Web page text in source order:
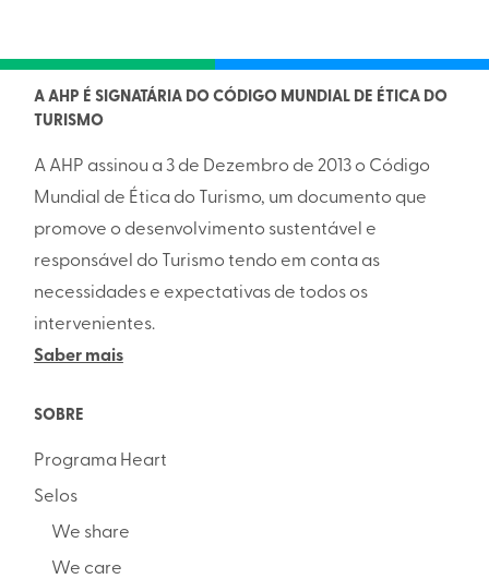
A AHP É SIGNATÁRIA DO CÓDIGO MUNDIAL DE ÉTICA DO
TURISMO
A AHP assinou a 3 de Dezembro de 2013 o Código
Mundial de Ética do Turismo, um documento que
promove o desenvolvimento sustentável e
responsável do Turismo tendo em conta as
necessidades e expectativas de todos os
intervenientes.
Saber mais
SOBRE
Programa Heart
Selos
We share
We care